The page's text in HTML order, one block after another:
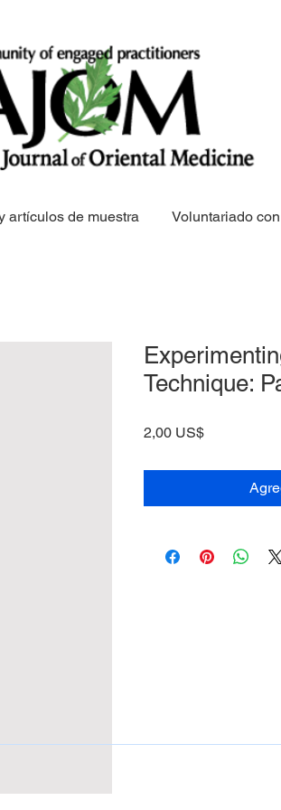
artículos de muestra Voluntariado
Technique:
2,00 US$Precio